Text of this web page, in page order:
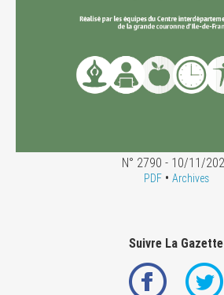
N° 2790 - 10/11/
PDF• Archives
Suivre La Gazette